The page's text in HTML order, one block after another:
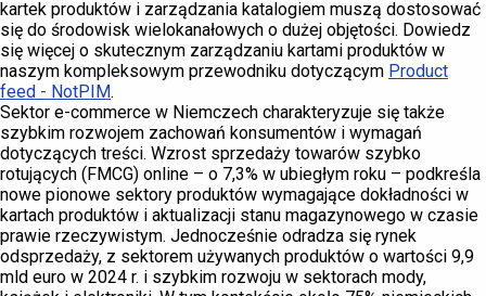
kartek produktów i zarządzania katalogiem muszą dostosować
się do środowisk wielokanałowych o dużej objętości. Dowiedz
się więcej o skutecznym zarządzaniu kartami produktów w
naszym kompleksowym przewodniku dotyczącym Product
feed - NotPIM.
Sektor e-commerce w Niemczech charakteryzuje się także
szybkim rozwojem zachowań konsumentów i wymagań
dotyczących treści. Wzrost sprzedaży towarów szybko
rotujących (FMCG) online – o 7,3% w ubiegłym roku – podkreśla
nowe pionowe sektory produktów wymagające dokładności w
kartach produktów i aktualizacji stanu magazynowego w czasie
prawie rzeczywistym. Jednocześnie odradza się rynek
odsprzedaży, z sektorem używanych produktów o wartości 9,9
mld euro w 2024 r. i szybkim rozwoju w sektorach mody,